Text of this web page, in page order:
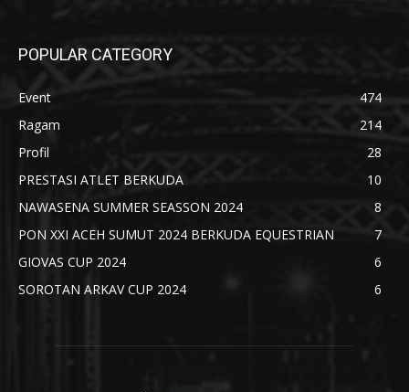
POPULAR CATEGORY
Event
474
Ragam
214
Profil
28
PRESTASI ATLET BERKUDA
10
NAWASENA SUMMER SEASSON 2024
8
PON XXI ACEH SUMUT 2024 BERKUDA EQUESTRIAN
7
GIOVAS CUP 2024
6
SOROTAN ARKAV CUP 2024
6